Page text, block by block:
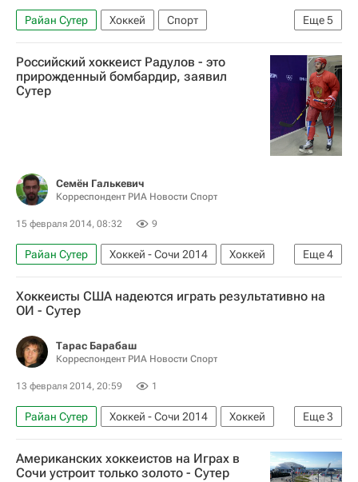
Еще5
Райан Сутер Хоккей
Спорт
Национальная хоккейная лига (НХЛ)
Миннесота Уайлд
Колорадо Эвеланш
Чарли Койл
Российский хоккеист Радулов - это
прирожденный бомбардир, заявил
Сутер
Семён Галькевич
Корреспондент РИА Новости Спорт
15 февраля 2014, 08:32 9
Еще4
Райан Сутер Хоккей - Сочи 2014
Хоккей
Спорт
Олимпийские игры
Зимние Олимпийские игры 2014
Хоккеисты США надеются играть результативно на
ОИ - Сутер
Тарас Барабаш
Корреспондент РИА Новости Спорт
13 февраля 2014, 20:59 1
Еще3
Райан Сутер Хоккей - Сочи 2014
Хоккей
Спорт
Олимпийские игры
Зимние Олимпийские игры 2014
Американских хоккеистов на Играх в
Сочи устроит только золото - Сутер